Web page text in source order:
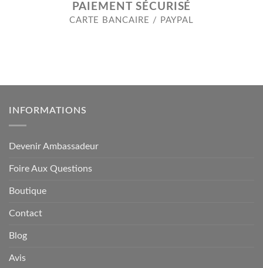
PAIEMENT SÉCURISÉ
CARTE BANCAIRE / PAYPAL
INFORMATIONS
Devenir Ambassadeur
Foire Aux Questions
Boutique
Contact
Blog
Avis